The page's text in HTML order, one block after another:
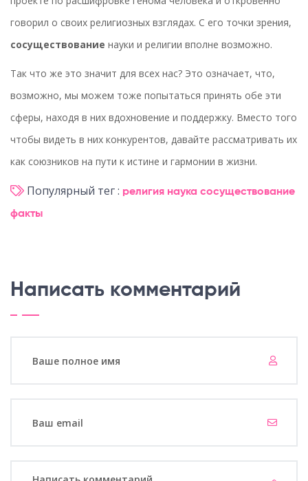
говорил о своих религиозных взглядах. С его точки зрения,
сосуществование науки и религии вполне возможно.
Так что же это значит для всех нас? Это означает, что,
возможно, мы можем тоже попытаться принять обе эти
сферы, находя в них вдохновение и поддержку. Вместо того
чтобы видеть в них конкурентов, давайте рассматривать их
как союзников на пути к истине и гармонии в жизни.
Популярный тег : религия наука сосуществование
факты
Написать комментарий